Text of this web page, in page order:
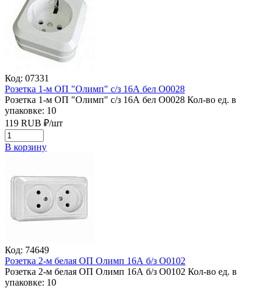
Код: 07331
Розетка 1-м ОП "Олимп" с/з 16А бел О0028
Розетка 1-м ОП "Олимп" с/з 16А бел О0028 Кол-во ед. в
упаковке: 10
119 RUB ₽/шт
В корзину
Код: 74649
Розетка 2-м белая ОП Олимп 16А б/з О0102
Розетка 2-м белая ОП Олимп 16А б/з О0102 Кол-во ед. в
упаковке: 10